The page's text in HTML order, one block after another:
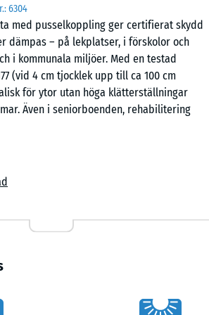
6304
med pusselkoppling ger certifierat skydd
dämpas – på lekplatser, i förskolor och
i kommunala miljöer. Med en testad
(vid 4 cm tjocklek upp till ca 100 cm
för ytor utan höga klätterställningar
Även i seniorboenden, rehabilitering
säkerhet, komfort och ekonomi.
balans- och aktivitetsytor
kommunala platser
PU-bundet gummigranulat och har en
Pusselkopplingen på sidorna